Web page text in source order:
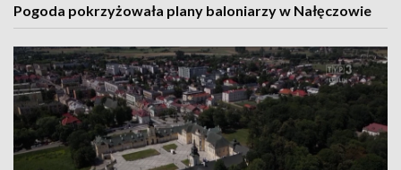
Pogoda pokrzyżowała plany baloniarzy w Nałęczowie